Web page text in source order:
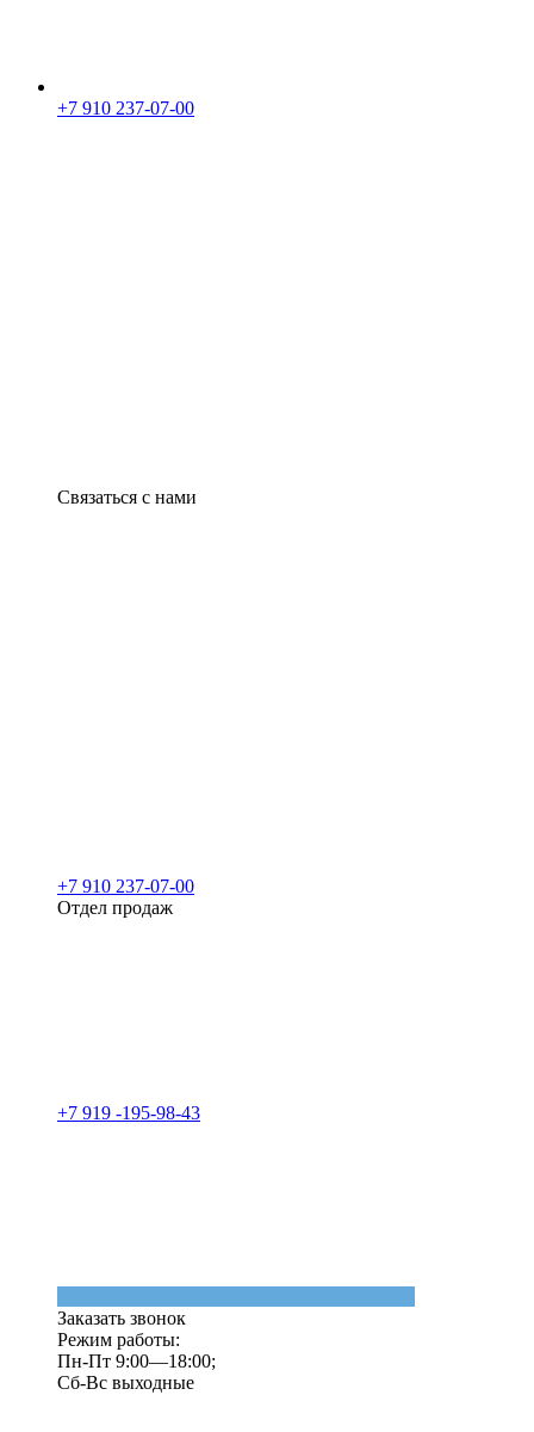
+7 910 237-07-00
Связаться с нами
+7 910 237-07-00
Отдел продаж
+7 919 -195-98-43
Заказать звонок
Режим работы:
Пн-Пт 9:00—18:00;
Сб-Вс выходные